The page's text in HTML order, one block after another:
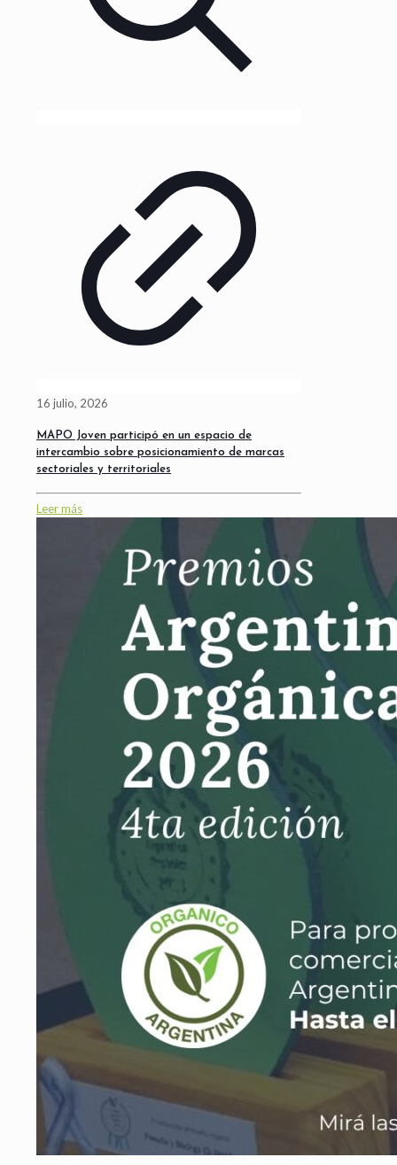
16 julio, 2026
MAPO Joven participó en un espacio de
intercambio sobre posicionamiento de marcas
sectoriales y territoriales
Leer más